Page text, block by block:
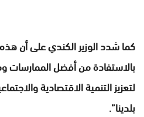
كما شدد الوزير الكندي على أن هذه
بالاستفادة من أفضل الممارسات
لتعزيز التنمية الاقتصادية
بلدينا”.